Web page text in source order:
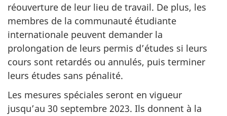
réouverture de leur lieu de travail. De plus, les
membres de la communauté étudiante
internationale peuvent demander la
prolongation de leurs permis d’études si leurs
cours sont retardés ou annulés, puis terminer
leurs études sans pénalité.
Les mesures spéciales seront en vigueur
jusqu’au 30 septembre 2023. Ils donnent à la